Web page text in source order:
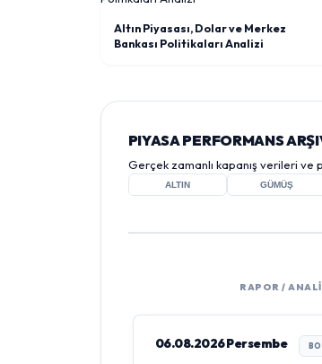
Altın Piyasası, Dolar ve Merkez
Bankası Politikaları Analizi
PIYASA PERFORMANS
Gerçek zamanlı kapanış verileri ve
ALTIN GÜMÜŞ
RAPOR /
06.08.2026 Persembe